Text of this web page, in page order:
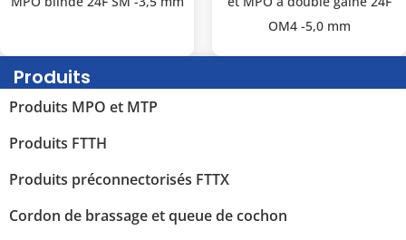
Produits
Produits MPO et MTP
Produits FTTH
Produits préconnectorisés FTTX
Cordon de brassage et queue de cochon
OM4 -5,0 mm